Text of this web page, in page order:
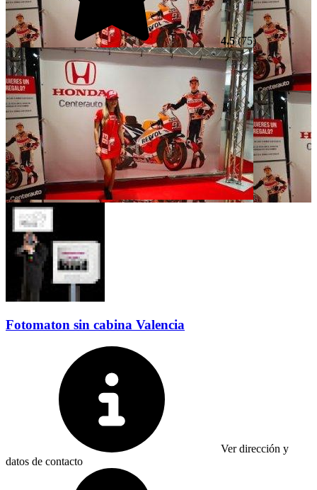
4.5(75)
Fotomaton sin cabina Valencia
Ver dirección y
datos de contacto